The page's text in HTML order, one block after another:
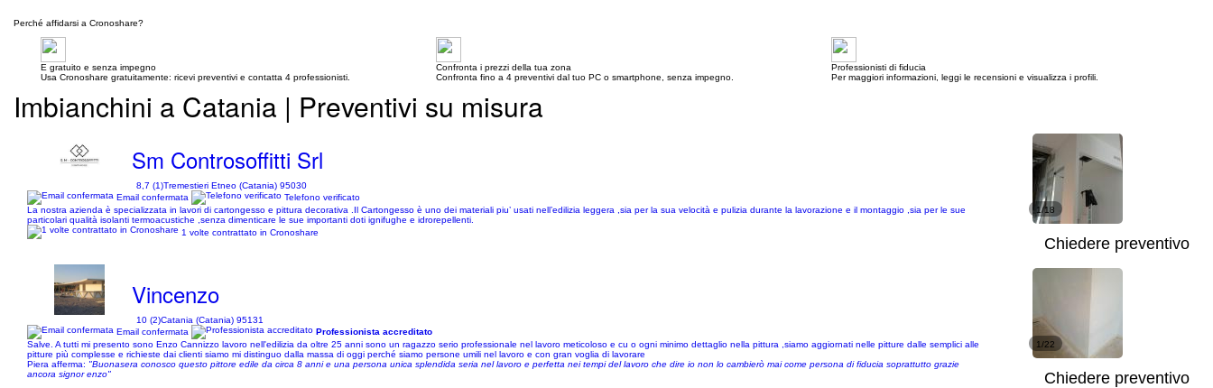
Perché affidarsi a Cronoshare?
E gratuito e senza impegno
Usa Cronoshare gratuitamente: ricevi preventivi e contatta 4 professionisti.
Confronta i prezzi della tua zona
Confronta fino a 4 preventivi dal tuo PC o smartphone, senza impegno.
Professionisti di fiducia
Per maggiori informazioni, leggi le recensioni e visualizza i profili.
Imbianchini a Catania | Preventivi su misura
Sm Controsoffitti Srl
8,7 (1)Tremestieri Etneo (Catania) 95030
Email confermata
Telefono verificato
La nostra azienda è specializzata in lavori di cartongesso e pittura decorativa .Il Cartongesso è uno dei materiali piu’ usati nell’edilizia leggera ,sia per la sua velocità e pulizia durante la lavorazione e il montaggio ,sia per le sue
particolari qualità isolanti termoacustiche ,senza dimenticare le sue importanti doti ignifughe e idrorepellenti.
1 volte contrattato in Cronoshare
1/18
Chiedere preventivo
Vincenzo
10 (2)Catania (Catania) 95131
Email confermata
Professionista accreditato
Salve. A tutti mi presento sono Enzo Cannizzo lavoro nell'edilizia da oltre 25 anni sono un ragazzo serio professionale nel lavoro meticoloso e cu o ogni minimo dettaglio nella pittura ,siamo aggiornati nelle pitture dalle semplici alle
pitture più complesse e richieste dai clienti siamo mi distinguo dalla massa di oggi perché siamo persone umili nel lavoro e con gran voglia di lavorare
Piera afferma: "Buonasera conosco questo pittore edile da circa 8 anni e una persona unica splendida seria nel lavoro e perfetta nei tempi del lavoro che dire io non lo cambierò mai come persona di fiducia soprattutto grazie
ancora signor enzo"
1/22
Chiedere preventivo